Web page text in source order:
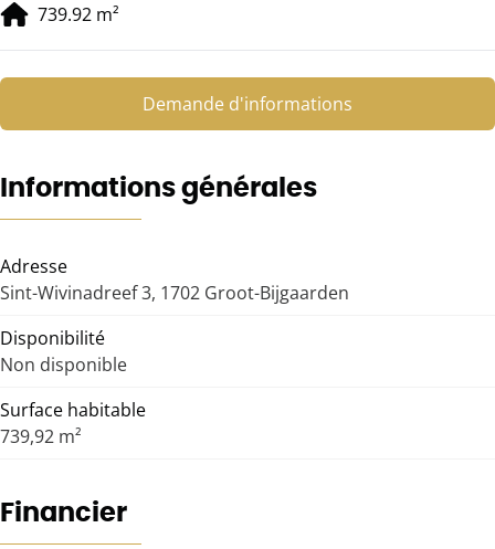
739.92 m²
Demande d'informations
Informations générales
Adresse
Sint-Wivinadreef 3, 1702 Groot-Bijgaarden
Disponibilité
Non disponible
Surface habitable
739,92 m²
Financier